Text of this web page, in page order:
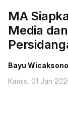
MA
Media
Bayu
Kamis, 01 Jan